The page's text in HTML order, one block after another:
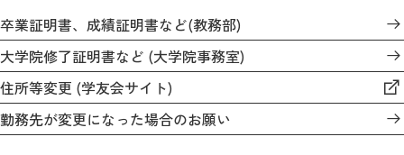
卒業証明書、成績証明書など(教務部)
大学院修了証明書など (大学院事務室)
住所等変更 (学友会サイト)
勤務先が変更になった場合のお願い